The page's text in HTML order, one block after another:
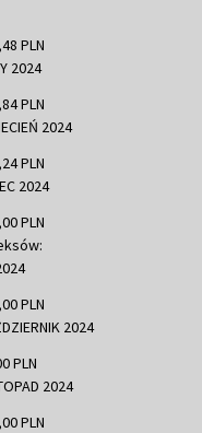
PLN
2024
PLN
2024
PLN
2024
PLN
PLN
2024
PLN
2024
PLN